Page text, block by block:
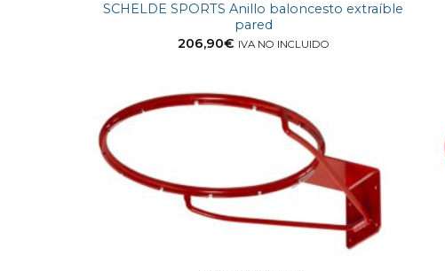
SCHELDE SPORTS Anillo baloncesto extraíble
pared
206,90€ IVA NO INCLUIDO